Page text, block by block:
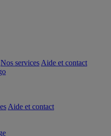
Nos services